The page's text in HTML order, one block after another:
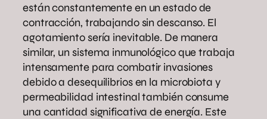
están constantemente en un estado de
contracción, trabajando sin descanso. El
agotamiento sería inevitable. De manera
similar, un sistema inmunológico que trabaja
intensamente para combatir invasiones
debido a desequilibrios en la microbiota y
permeabilidad intestinal también consume
una cantidad significativa de energía. Este